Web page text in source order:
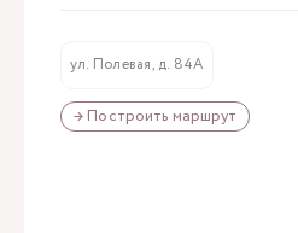
ул. Полевая, д. 84А
→ Построить маршрут